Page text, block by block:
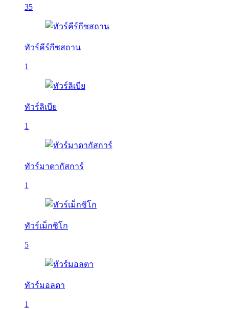
35
ทัวร์คีร์กีซสถาน
1
ทัวร์ลิเบีย
1
ทัวร์มาดากัสการ์
1
ทัวร์เม็กซิโก
5
ทัวร์มอลตา
1